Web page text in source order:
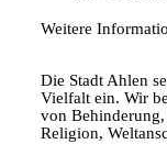
Weitere
Die Stadt Ahlen
Vielfalt ein. Wir
von
Religion,